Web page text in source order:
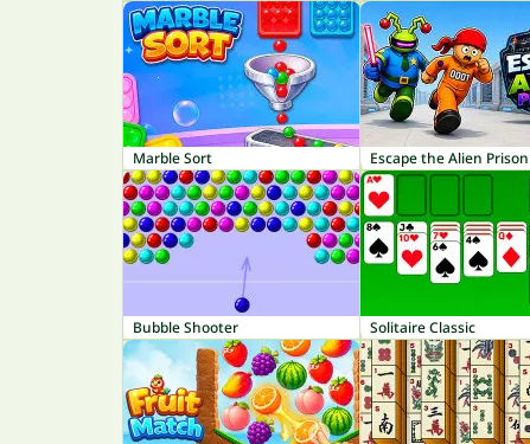
Marble Sort Escape the Alien Prison
Bubble Shooter Solitaire Classic